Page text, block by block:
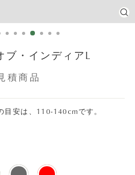
ブ・インディアL
積商品
目安は、110-140cmです。